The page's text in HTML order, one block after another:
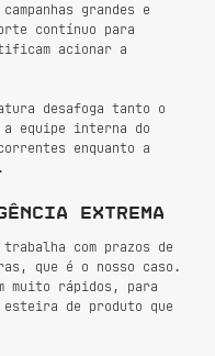
grandes e
contínuo para
acionar a
desafoga tanto o
equipe interna do
enquanto a
extrema
com prazos de
que é o nosso caso.
muito rápidos, para
de produto que